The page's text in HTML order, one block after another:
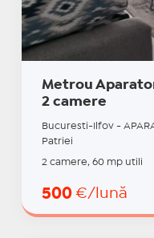
Metrou
2 camere
Bucuresti-Ilfov -
Patriei
2 camere, 60 mp utili
500 €/lună